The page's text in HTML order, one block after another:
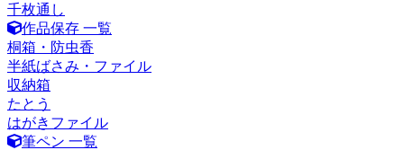
千枚通し
作品保存 一覧
桐箱・防虫香
半紙ばさみ・ファイル
収納箱
たとう
はがきファイル
筆ペン 一覧